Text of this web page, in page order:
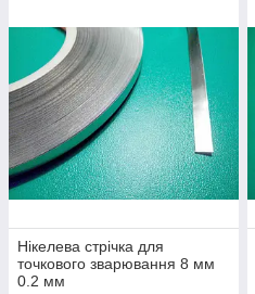
Нікелева стрічка для
точкового зварювання 8 мм
0.2 мм